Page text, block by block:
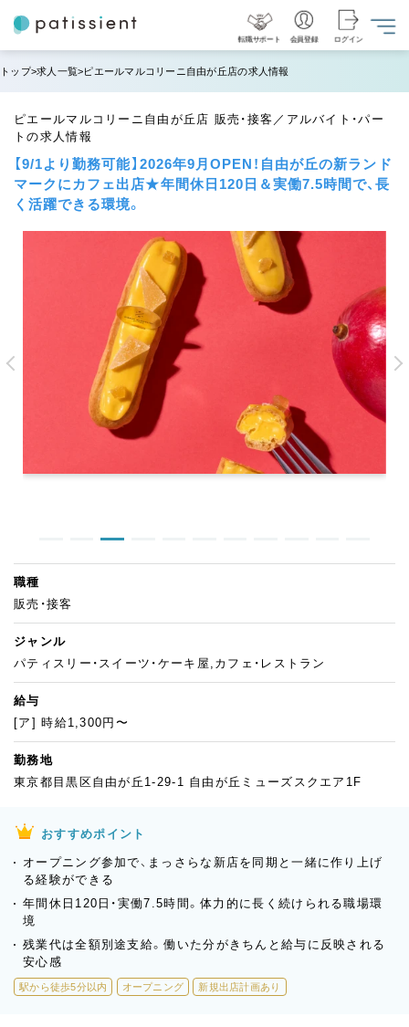
転職サポート 会員登録 ログイン
トップ 求人一覧 ピエールマルコリーニ自由が丘店の求人情報
ピエールマルコリーニ自由が丘店 販売・接客／アルバイト・パー
トの求人情報
【9/1より勤務可能】2026年9月OPEN！自由が丘の新ランド
マークにカフェ出店★年間休日120日＆実働7.5時間で、長
く活躍できる環境。
職種
販売・接客
ジャンル
パティスリー・スイーツ・ケーキ屋,カフェ・レストラン
給与
[ア] 時給1,300円〜
勤務地
東京都目黒区自由が丘1-29-1 自由が丘ミューズスクエア1F
おすすめポイント
オープニング参加で、まっさらな新店を同期と一緒に作り上げ
る経験ができる
年間休日120日・実働7.5時間。体力的に長く続けられる職場環
境
残業代は全額別途支給。働いた分がきちんと給与に反映される
安心感
駅から徒歩5分以内 オープニング 新規出店計画あり